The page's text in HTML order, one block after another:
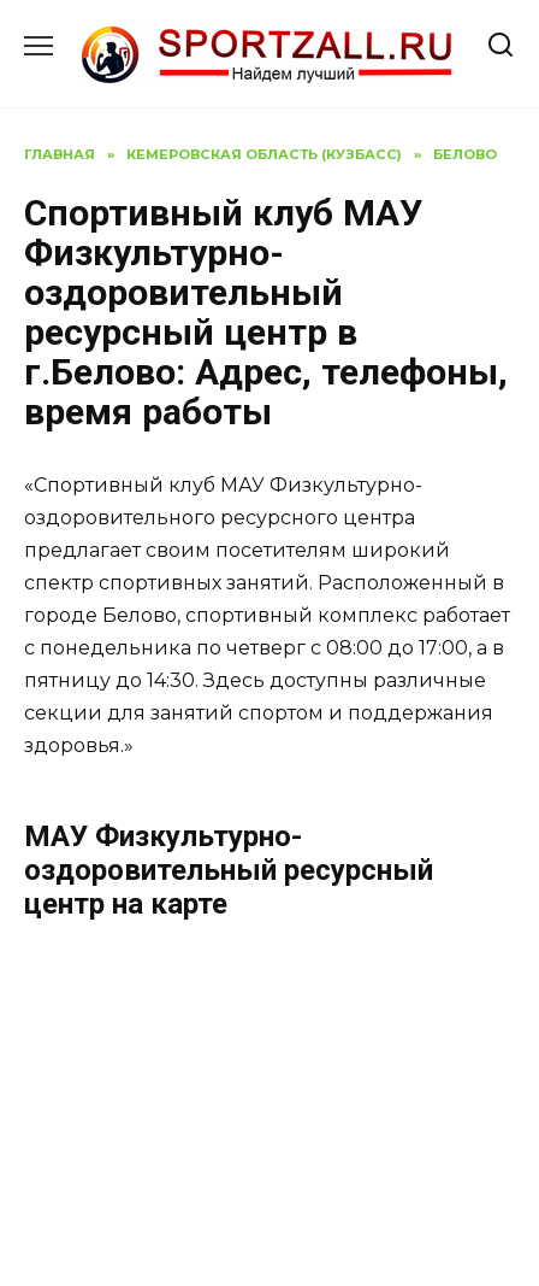
содержанию
ГЛАВНАЯ » КЕМЕРОВСКАЯ ОБЛАСТЬ (КУЗБАСС) » БЕЛОВО
Спортивный клуб МАУ
Физкультурно-
оздоровительный
ресурсный центр в
г.Белово: Адрес, телефоны,
время работы
«Спортивный клуб МАУ Физкультурно-
оздоровительного ресурсного центра
предлагает своим посетителям широкий
спектр спортивных занятий. Расположенный в
городе Белово, спортивный комплекс работает
с понедельника по четверг с 08:00 до 17:00, а в
пятницу до 14:30. Здесь доступны различные
секции для занятий спортом и поддержания
здоровья.»
МАУ Физкультурно-
оздоровительный ресурсный
центр на карте